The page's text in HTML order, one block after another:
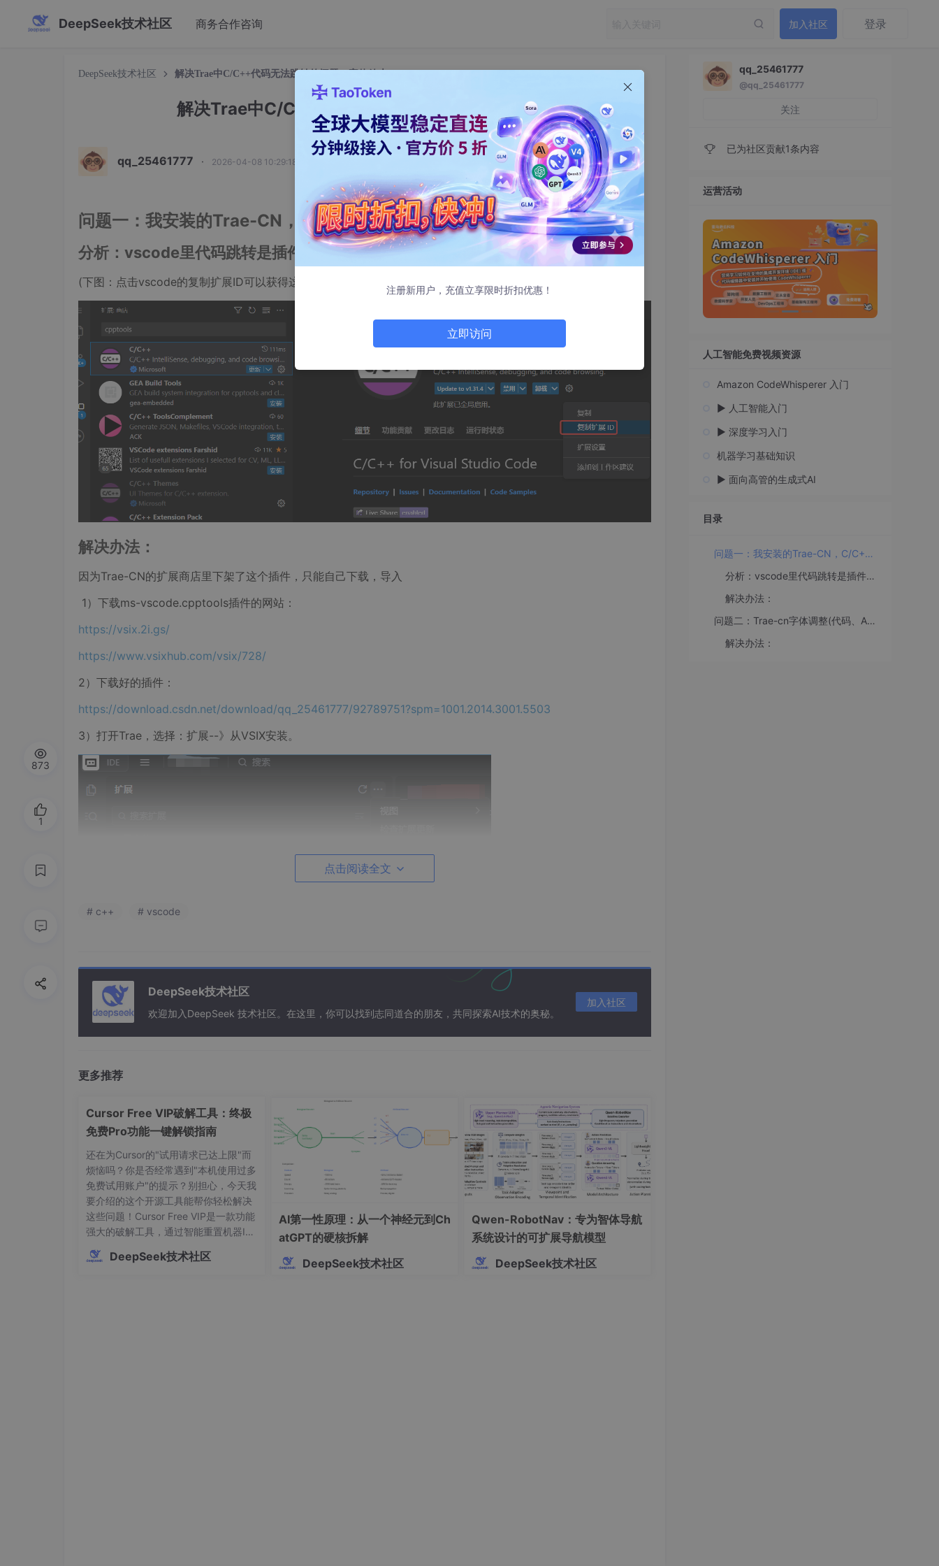
DeepSeek技术社区 商务合作咨询 加入社区 登录
DeepSeek技术社区 解决Trae中C/C++代码无法跳转的问题、字体放大
解决Trae中C/C++代码无法跳转的问题、字体放大
qq_25461777 · 2026-04-08 10:29:18 发布
问题一：我安装的Trae-CN，C/C++代码无法跳转。
分析：vscode里代码跳转是插件ms-vscode.cpptools
(下图：点击vscode的复制扩展ID可以获得这个插件名字)
解决办法：
因为Trae-CN的扩展商店里下架了这个插件，只能自己下载，导入
1）下载ms-vscode.cpptools插件的网站：
https://vsix.2i.gs/
https://www.vsixhub.com/vsix/728/
2）下载好的插件：
https://download.csdn.net/download/qq_25461777/92789751?spm=1001.2014.3001.5503
3）打开Trae，选择：扩展--》从VSIX安装。
3）然后就能跳转了。
问题二：Trae-cn字体调整(代码、AI对话框、资源显示器)
调整 window.zoomLevel
是整个界面最彻底的放大方法，代码、AI对话框、资源管理器的文字大小会随之改
变。
按快捷键 Ctrl + Shift + P 打开命令面板，输入 Preferences: Settings (JSON
并选择，打开设置文
件。
在打开的 settings.json 文件中，添加或修改 "window.zoomLevel" 这一行。数值可以是小数，比如 1.2
表示放大20%。
点击阅读全文
# c++ # vscode
DeepSeek技术社区
欢迎加入DeepSeek 技术社区。在这里，你可以找到志同道合的朋友，共同探索AI技术的奥秘。
加入社区
更多推荐
Cursor Free VIP破解工具：终极
免费Pro功能一键解锁指南
还在为Cursor的"试用请求已达上限"而
烦恼吗？你是否经常遇到"本机使用过多
免费试用账户"的提示？别担心，今天我
要介绍的这个开源工具能帮你轻松解决
这些问题！Cursor Free VIP是一款功能
强大的破解工具，通过智能重置机器ID
Pro的全部高级功能。这个工具支持Win
DeepSeek技术社区
AI第一性原理：从一个神经元到Ch
atGPT的硬核拆解
DeepSeek技术社区
Qwen-RobotNav：专为智体导航
系统设计的可扩展导航模型
DeepSeek技术社区
873
1
qq_25461777
@qq_25461777
关注
已为社区贡献1条内容
运营活动
人工智能免费视频资源
Amazon CodeWhisperer 入门
▶️ 人工智能入门
▶️ 深度学习入门
机器学习基础知识
▶️ 面向高管的生成式AI
目录
问题一：我安装的Trae-CN，C/C++代码无法跳转。
分析：vscode里代码跳转是插件ms-vscode.cpptools
解决办法：
问题二：Trae-cn字体调整(代码、AI对话框、资源显示器)
解决办法：
注册新用户，充值立享限时折扣优惠！
立即访问